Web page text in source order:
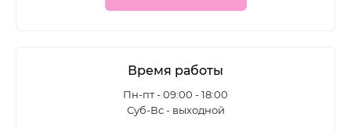
• глянцевые формулы с глубоким блеском
• матовые лаки для современного
минималистичного эффекта
Время работы
Пн-пт - 09:00 - 18:00
Суб-Вс - выходной